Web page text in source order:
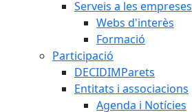
Serveis a les empreses
Webs d'interès
Formació
Participació
DECIDIMParets
Entitats i associacions
Agenda i Notícies